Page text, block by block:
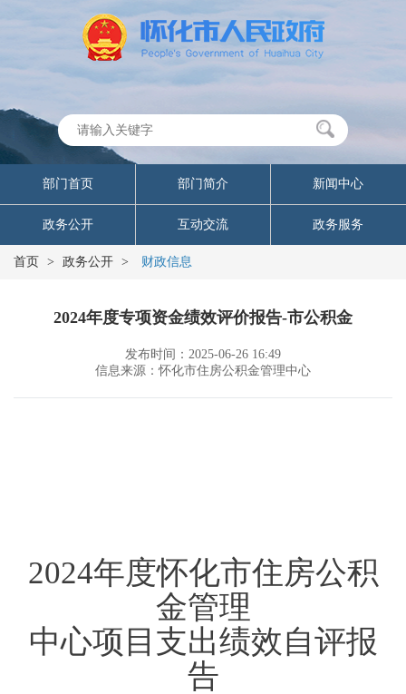
部门首页 部门简介 新闻中心
政务公开 互动交流 政务服务
首页 > 政务公开 > 财政信息
2024年度专项资金绩效评价报告-市公积金
发布时间：2025-06-26 16:49
信息来源：怀化市住房公积金管理中心
2024年度怀化市住房公积
金管理
中心项目支出绩效自评报
告